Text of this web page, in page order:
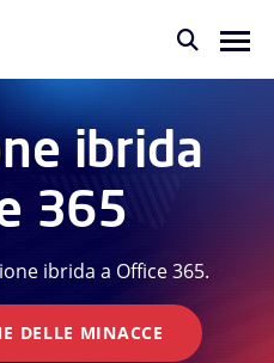
ibrida
365
ibrida a Office 365.
DELLE MINACCE